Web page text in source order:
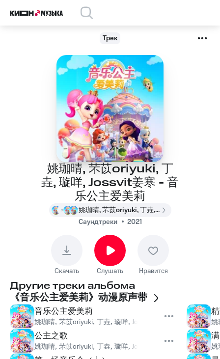
Трек
姚珈晴, 芣苡oriyuki, 丁
垚, 璇咩, Jossvit姜寒 - 音
乐公主爱美莉
姚珈晴, 芣苡oriyuki, 丁垚, 璇咩, Jossvit姜寒
Саундтреки
2021
Скачать Слушать Нравится
Другие треки альбома
《音乐公主爱美莉》动漫原声带
音乐公主爱美莉
姚珈晴, 芣苡oriyuki, 丁垚, 璇咩, Jossvit姜寒
公主之歌
姚珈晴, 芣苡oriyuki, 丁垚, 璇咩, Jossvit姜寒
姚
姚